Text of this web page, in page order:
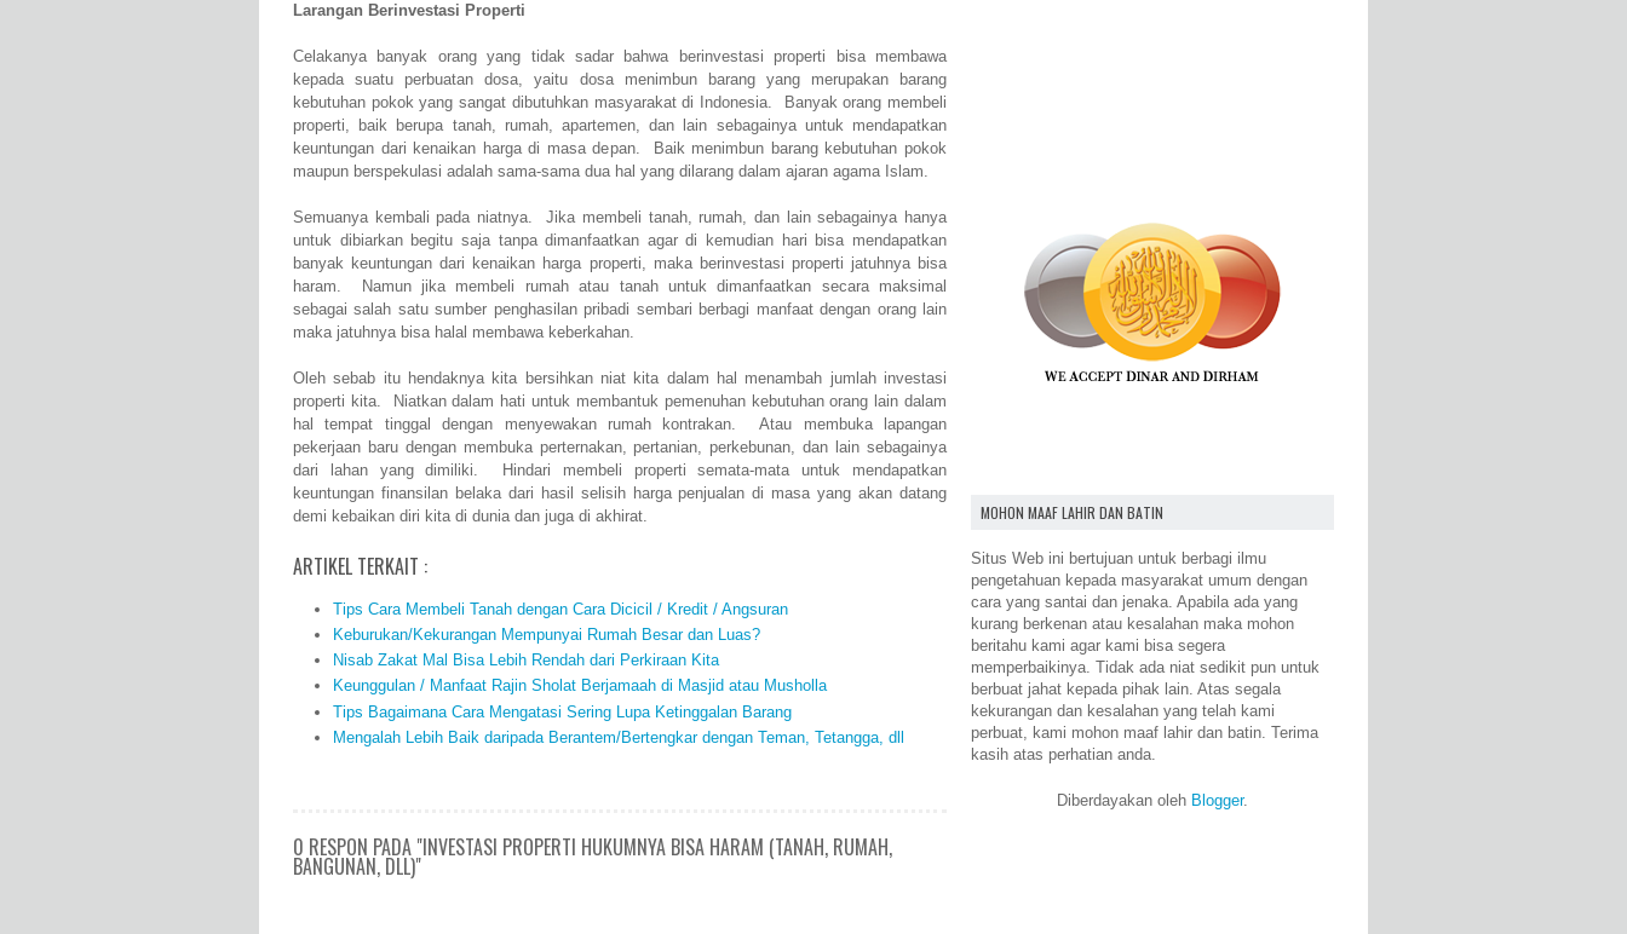
Larangan Berinvestasi Properti
Celakanya banyak orang yang tidak sadar bahwa berinvestasi properti bisa membawa
kepada suatu perbuatan dosa, yaitu dosa menimbun barang yang merupakan barang
kebutuhan pokok yang sangat dibutuhkan masyarakat di Indonesia. Banyak orang membeli
properti, baik berupa tanah, rumah, apartemen, dan lain sebagainya untuk mendapatkan
keuntungan dari kenaikan harga di masa depan. Baik menimbun barang kebutuhan pokok
maupun berspekulasi adalah sama-sama dua hal yang dilarang dalam ajaran agama Islam.
Semuanya kembali pada niatnya. Jika membeli tanah, rumah, dan lain sebagainya hanya
untuk dibiarkan begitu saja tanpa dimanfaatkan agar di kemudian hari bisa mendapatkan
banyak keuntungan dari kenaikan harga properti, maka berinvestasi properti jatuhnya bisa
haram. Namun jika membeli rumah atau tanah untuk dimanfaatkan secara maksimal
sebagai salah satu sumber penghasilan pribadi sembari berbagi manfaat dengan orang lain
maka jatuhnya bisa halal membawa keberkahan.
Oleh sebab itu hendaknya kita bersihkan niat kita dalam hal menambah jumlah investasi
properti kita. Niatkan dalam hati untuk membantuk pemenuhan kebutuhan orang lain dalam
hal tempat tinggal dengan menyewakan rumah kontrakan. Atau membuka lapangan
pekerjaan baru dengan membuka perternakan, pertanian, perkebunan, dan lain sebagainya
dari lahan yang dimiliki. Hindari membeli properti semata-mata untuk mendapatkan
keuntungan finansilan belaka dari hasil selisih harga penjualan di masa yang akan datang
demi kebaikan diri kita di dunia dan juga di akhirat.
ARTIKEL TERKAIT :
Tips Cara Membeli Tanah dengan Cara Dicicil / Kredit / Angsuran
Keburukan/Kekurangan Mempunyai Rumah Besar dan Luas?
Nisab Zakat Mal Bisa Lebih Rendah dari Perkiraan Kita
Keunggulan / Manfaat Rajin Sholat Berjamaah di Masjid atau Musholla
Tips Bagaimana Cara Mengatasi Sering Lupa Ketinggalan Barang
Mengalah Lebih Baik daripada Berantem/Bertengkar dengan Teman, Tetangga, dll
0 RESPON PADA "INVESTASI PROPERTI HUKUMNYA BISA HARAM (TANAH, RUMAH,
BANGUNAN, DLL)"
MOHON MAAF LAHIR DAN BATIN
Situs Web ini bertujuan untuk berbagi ilmu
pengetahuan kepada masyarakat umum dengan
cara yang santai dan jenaka. Apabila ada yang
kurang berkenan atau kesalahan maka mohon
beritahu kami agar kami bisa segera
memperbaikinya. Tidak ada niat sedikit pun untuk
berbuat jahat kepada pihak lain. Atas segala
kekurangan dan kesalahan yang telah kami
perbuat, kami mohon maaf lahir dan batin. Terima
kasih atas perhatian anda.
Diberdayakan oleh Blogger.